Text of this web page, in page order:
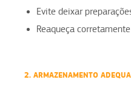
Evite deixar
Reaqueça
2. ARMAZENAMENTO